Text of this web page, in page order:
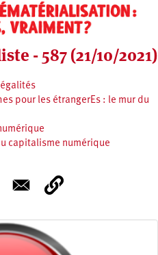
- 587 (21/10/2021)
pour les étrangerEs : le mur du
capitalisme numérique